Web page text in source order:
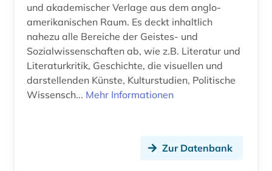
und akademischer Verlage aus dem anglo-
amerikanischen Raum. Es deckt inhaltlich
nahezu alle Bereiche der Geistes- und
Sozialwissenschaften ab, wie z.B. Literatur und
Literaturkritik, Geschichte, die visuellen und
darstellenden Künste, Kulturstudien, Politische
Wissensch... Mehr Informationen
Zur Datenbank